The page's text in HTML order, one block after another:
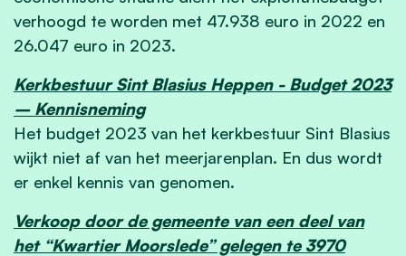
verhoogd te worden met 47.938 euro in 2022 en
26.047 euro in 2023.
Kerkbestuur Sint Blasius Heppen - Budget 2023
– Kennisneming
Het budget 2023 van het kerkbestuur Sint Blasius
wijkt niet af van het meerjarenplan. En dus wordt
er enkel kennis van genomen.
Verkoop door de gemeente van een deel van
het “Kwartier Moorslede” gelegen te 3970